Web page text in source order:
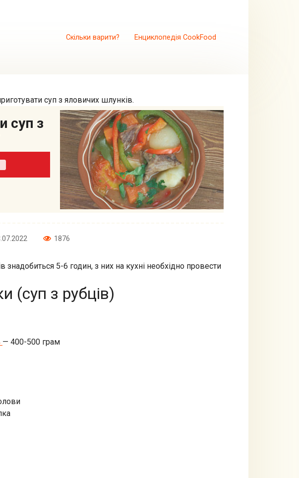
Скільки варити? Енциклопедія CookFood
суп з яловичих шлунків.
1876
знадобиться 5-6 годин, з них на кухні необхідно провести
(суп з рубців)
— 400-500 грам